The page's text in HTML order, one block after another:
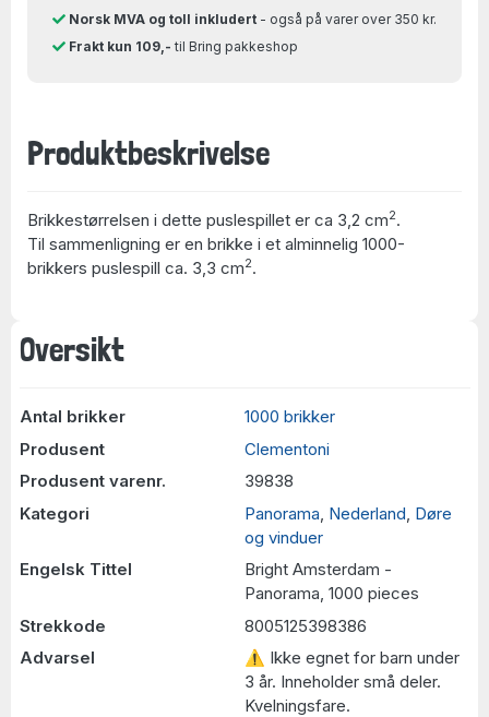
Oversikt
Antal brikker
1000 brikker
Produsent
Clementoni
Produsent varenr.
39838
Kategori
Panorama Nederland Døre
og vinduer
Engelsk Tittel
Bright Amsterdam -
Panorama, 1000 pieces
Strekkode
8005125398386
Advarsel
⚠ Ikke egnet for barn under
3 år. Inneholder små deler.
Kvelningsfare.
Norsk MVA og toll inkludert- også på varer over 350 kr.
Frakt kun 109,- til Bring pakkeshop
Produktbeskrivelse
Brikkestørrelsen i dette puslespillet er ca 3,2 cm2.
Til sammenligning er en brikke i et alminnelig 1000-
brikkers puslespill ca. 3,3 cm2.